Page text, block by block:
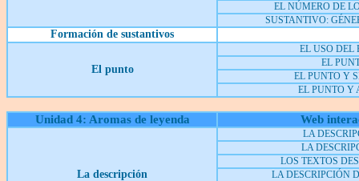
EL NÚMERO DE
SUSTANTIVO:
Formación de sustantivos
El punto
EL USO DEL
EL
EL PUNTO Y
EL PUNTO Y
Unidad 4: Aromas de leyenda Web
La descripción
LA
LA
LOS TEXTOS
LA DESCRIPCIÓN